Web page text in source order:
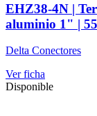
EHZ38-4N |
aluminio 1" |
Delta Conectores
Ver ficha
Disponible